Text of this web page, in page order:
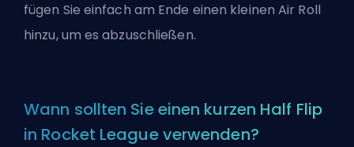
fügen Sie einfach am Ende einen kleinen Air Roll
hinzu, um es abzuschließen.
Wann sollten Sie einen kurzen Half Flip
in Rocket League verwenden?